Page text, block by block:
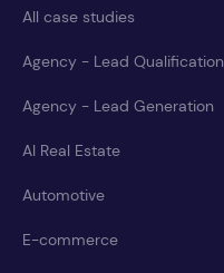
All case studies
Agency - Lead Qualification
Agency - Lead Generation
AI Real Estate
Automotive
E-commerce